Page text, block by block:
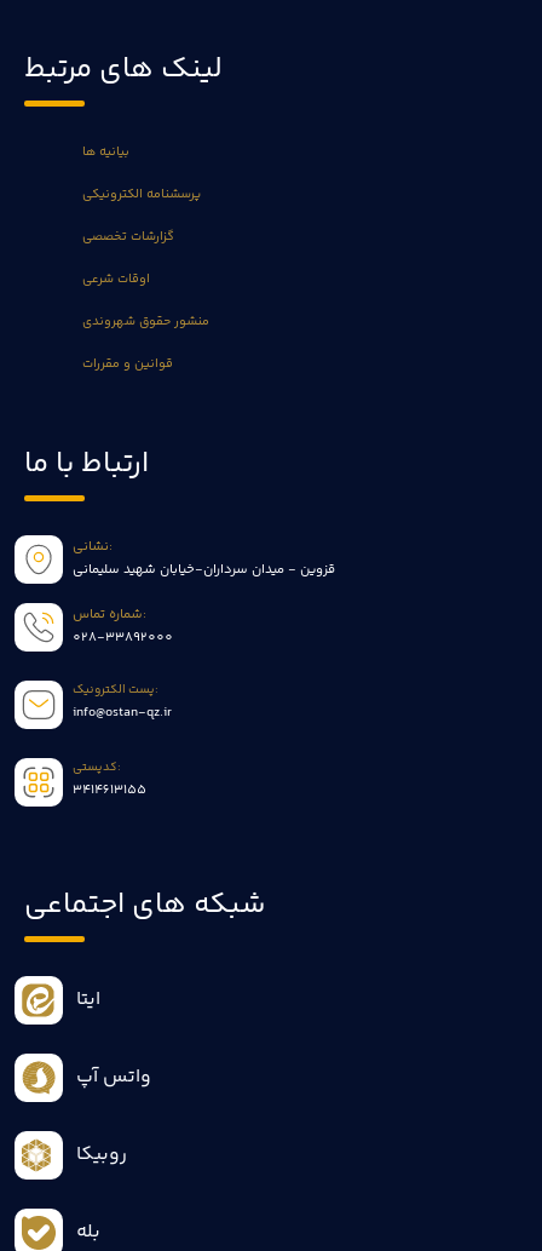
لینک های مرتبط
بیانیه ها
پرسشنامه الکترونیکی
گزارشات تخصصی
اوقات شرعی
منشور حقوق شهروندی
قوانین و مقررات
ارتباط با ما
نشانی:
قزوین - میدان سرداران-خیابان شهید سلیمانی
شماره تماس:
028-33892000
پست الکترونیک:
info@ostan-qz.ir
کدپستی:
3414613155
شبکه های اجتماعی
ایتا
واتس آپ
روبیکا
بله